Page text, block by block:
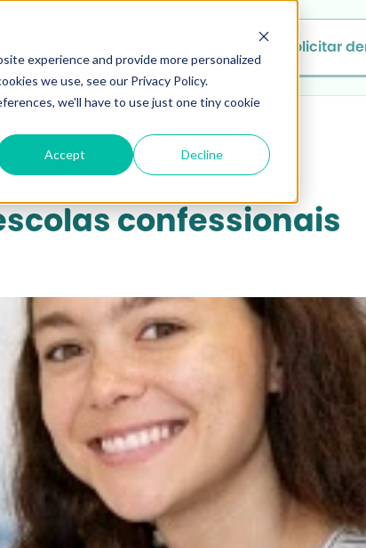
experience and provide more personalized
we use, see our Privacy Policy.
we'll have to use just one tiny cookie
Accept Decline
Solicitar
confessionais